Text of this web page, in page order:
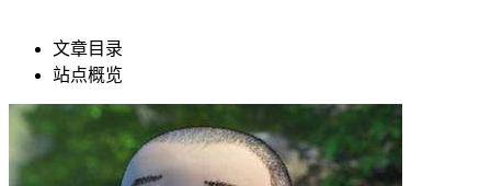
文章目录
站点概览